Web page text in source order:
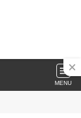
MENU